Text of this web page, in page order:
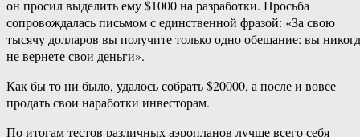
он просил выделить ему $1000 на разработки. Просьба
сопровождалась письмом с единственной фразой: «За свою
тысячу долларов вы получите только одно обещание: вы
не вернете свои деньги».
Как бы то ни было, удалось собрать $20000, а после и вовсе
продать свои наработки инвесторам.
По итогам тестов различных аэропланов лучше всего себя